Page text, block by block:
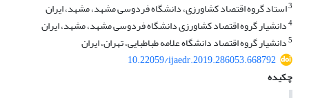
3استاد گروه اقتصاد کشاورزی، دانشگاه فردوسی مشهد، مشهد، ایران
4دانشیار گروه اقتصاد کشاورزی دانشگاه فردوسی مشهد، مشهد، ایران
5دانشیار گروه اقتصاد دانشگاه علامه طباطبایی، تهران، ایران
10.22059/ijaedr.2019.286053.668792
چکیده